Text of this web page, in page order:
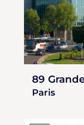
89
Paris